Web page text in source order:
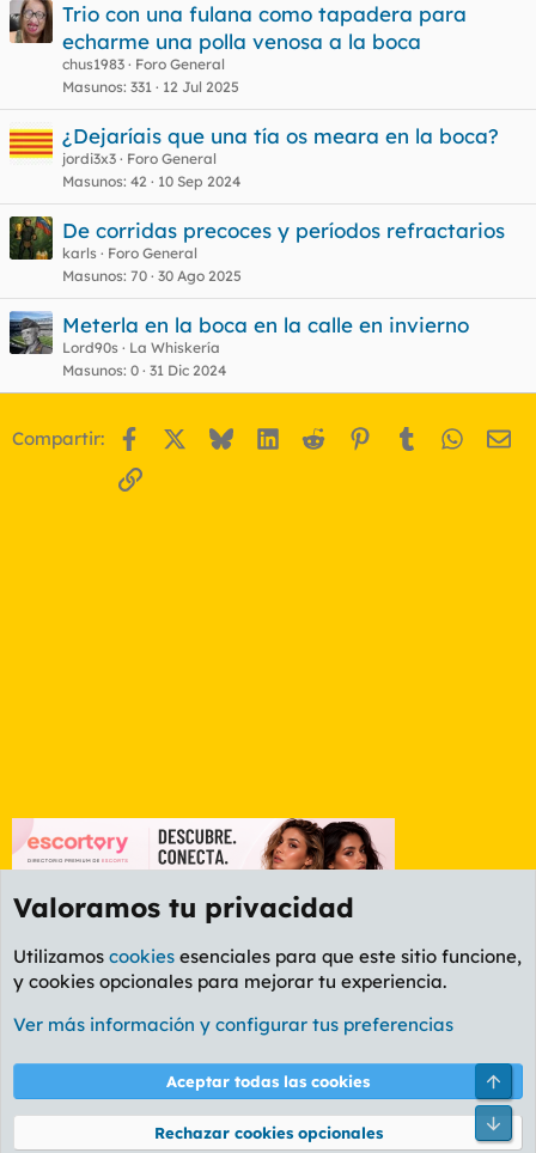
Trio con una fulana como tapadera para
echarme una polla venosa a la boca
chus1983
Foro General
Masunos 331 12 Jul 2025
¿Dejaríais que una tía os meara en la boca?
jordi3x3
Foro General
Masunos 42 10 Sep 2024
De corridas precoces y períodos refractarios
karls
Foro General
Masunos 70 30 Ago 2025
Meterla en la boca en la calle en invierno
Lord90s
La Whiskería
Masunos 0 31 Dic 2024
Compartir: Facebook BlueskyLinkedIn
Reddit Pinterest
Tumblr
Enlace
Foro General
Cookies
PL OLDSTYLE AMARILLO
Términos y reglas Política de privacidad Ayuda
Valoramos tu privacidad
Utilizamos cookies esenciales para que este sitio funcione,
y cookies opcionales para mejorar tu experiencia.
Ver más información y configurar tus preferencias
Aceptar todas las cookies
Rechazar cookies opcionales
Pie